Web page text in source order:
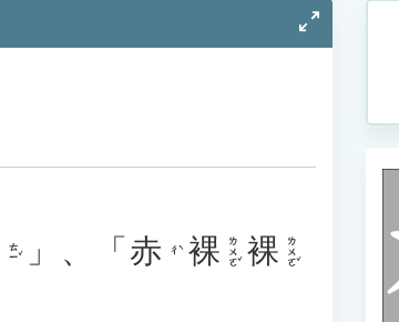
ㄊㄧˇ 」、「 赤 ㄔˋ 裸 ㄌㄨㄛˇ 裸 ㄌㄨㄛˇ